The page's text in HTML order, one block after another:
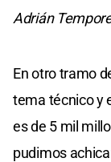
Adrián
En otro tramo
tema técnico y
es de 5 mil
pudimos